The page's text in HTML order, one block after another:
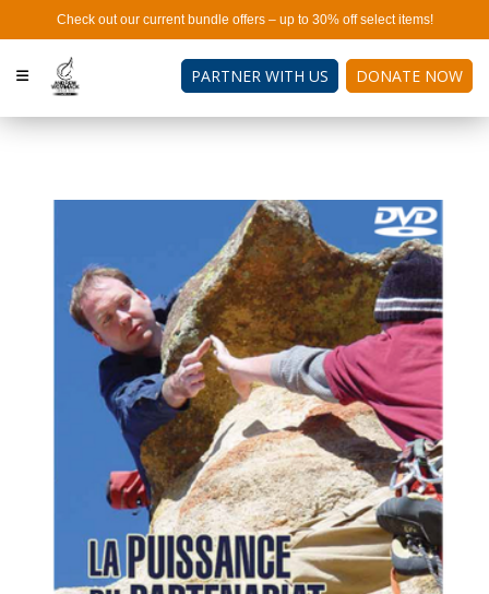
Check out our current bundle offers – up to 30% off select items!
PARTNER WITH US DONATE NOW